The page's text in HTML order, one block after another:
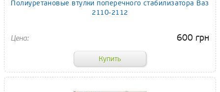
Полиуретановые втулки поперечного стабилизатора Ваз
2110-2112
600 грн